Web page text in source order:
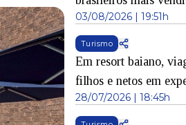
03/08/2026 | 19:51h
Turismo
Em resort baiano,
filhos e netos em
28/07/2026 | 18:45h